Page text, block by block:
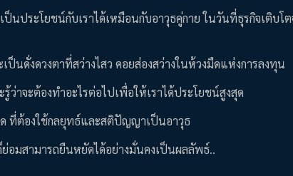
ป็นประโยชน์กับเราได้เหมือนกับอาวุธคู่กาย ในวันที่ธุรกิจเติบ
นดั่งดวงตาที่สว่างไสว คอยส่องสว่างในห้วงมืดแห่งการลงทุน
าจะต้องทำอะไรต่อไปเพื่อให้เราได้ประโยชน์สูงสุด
ด ที่ต้องใช้กลยุทธ์และสติปัญญาเป็นอาวุธ
อมสามารถยืนหยัดได้อย่างมั่นคงเป็นผลลัพธ์..